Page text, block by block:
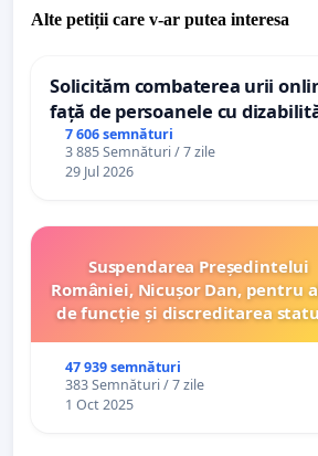
Alte petiții care v-ar putea interesa
Solicităm combaterea urii
față de persoanele cu
7 606 semnături
3 885 Semnături / 7 zile
29 Jul 2026
Suspendarea Președintelui
României, Nicușor Dan, pentru
de funcție și discreditarea
47 939 semnături
383 Semnături / 7 zile
1 Oct 2025